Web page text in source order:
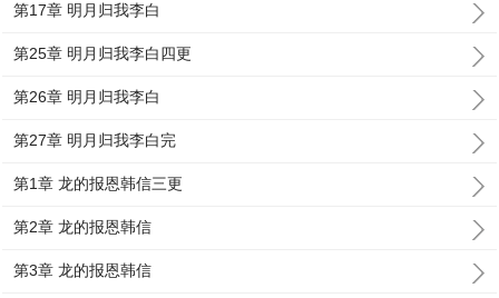
第17章 明月归我李白
第25章 明月归我李白四更
第26章 明月归我李白
第27章 明月归我李白完
第1章 龙的报恩韩信三更
第2章 龙的报恩韩信
第3章 龙的报恩韩信